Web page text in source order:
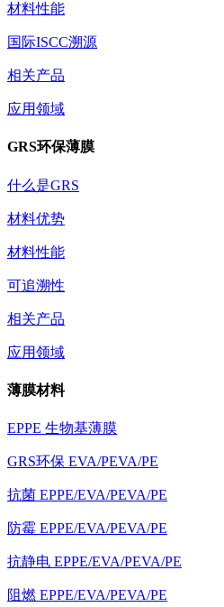
材料性能
国际ISCC溯源
相关产品
应用领域
GRS环保薄膜
什么是GRS
材料优势
材料性能
可追溯性
相关产品
应用领域
薄膜材料
EPPE 生物基薄膜
GRS环保 EVA/PEVA/PE
抗菌 EPPE/EVA/PEVA/PE
防霉 EPPE/EVA/PEVA/PE
抗静电 EPPE/EVA/PEVA/PE
阻燃 EPPE/EVA/PEVA/PE